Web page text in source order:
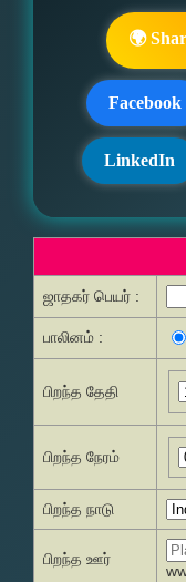
🌍
Facebook
LinkedIn
ஜாதகர் பெயர் :
பாலினம் :
பிறந்த தேதி
பிறந்த நேரம்
பிறந்த நாடு
பிறந்த ஊர்